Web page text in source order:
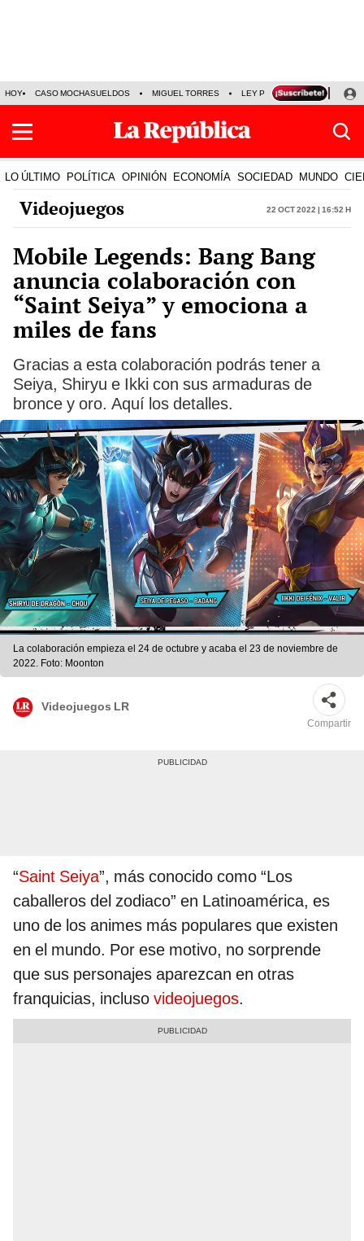
HOY CASO MOCHASUELDOS MIGUEL TORRES LEY PULPÍN PRECIO DEL
LO ÚLTIMO POLÍTICA OPINIÓN ECONOMÍA SOCIEDAD MUNDO
Videojuegos 22 Oct 2022 | 16:52 h
Mobile Legends: Bang Bang
anuncia colaboración con
“Saint Seiya” y emociona a
miles de fans
Gracias a esta colaboración podrás tener a
Seiya, Shiryu e Ikki con sus armaduras de
bronce y oro. Aquí los detalles.
La colaboración empieza el 24 de octubre y acaba el 23 de noviembre de
2022. Foto: Moonton
Videojuegos LR
Compartir
“Saint Seiya”, más conocido como “Los
caballeros del zodiaco” en Latinoamérica, es
uno de los animes más populares que existen
en el mundo. Por ese motivo, no sorprende
que sus personajes aparezcan en otras
franquicias, incluso videojuegos.